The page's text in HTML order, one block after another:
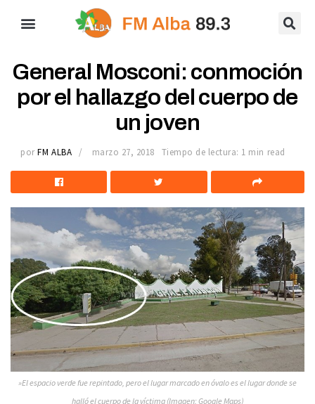
General Mosconi: conmoción
por el hallazgo del cuerpo de
un joven
por FM ALBA marzo 27, 2018 Tiempo de lectura: 1 min read
»El espacio verde fue repintado, pero el lugar marcado en óvalo es el lugar donde se
halló el cuerpo de la víctima (Imagen: Google Maps)